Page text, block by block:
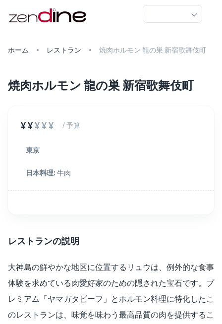
ホーム レストラン 焼肉ホルモン 龍の巣 新宿歌舞伎町
焼肉ホルモン 龍の巣 新宿歌舞伎町
¥¥¥¥¥ / 予算
東京
日本料理: 牛肉
レストランの説明
大神島の鮮やかな地区に位置するリュウは、例外的な食事
体験を求めている肉愛好家のための隠された宝石です。プ
レミアム「ヤマガタビーフ」とホルモン料理に特化したこ
のレストランは、味覚を味わう最高品質の肉を提供するこ